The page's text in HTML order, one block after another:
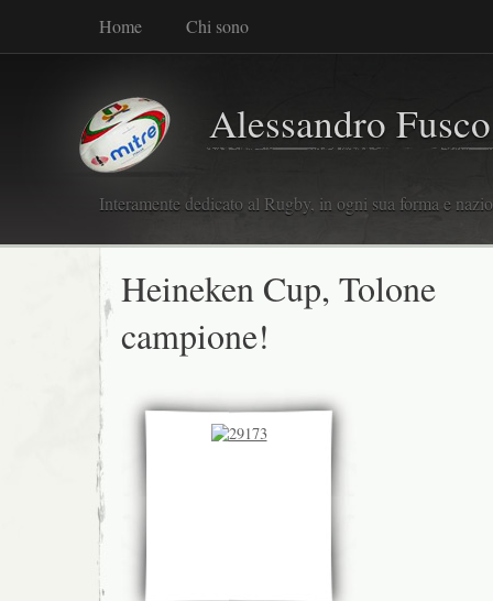
Home Chi sono
Alessandro Fusco
Interamente dedicato al Rugby, in ogni sua forma e
Heineken Cup, Tolone
campione!